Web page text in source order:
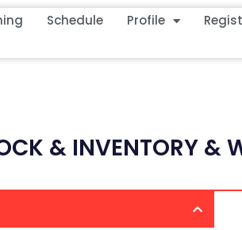
Schedule Profile
& INVENTORY &